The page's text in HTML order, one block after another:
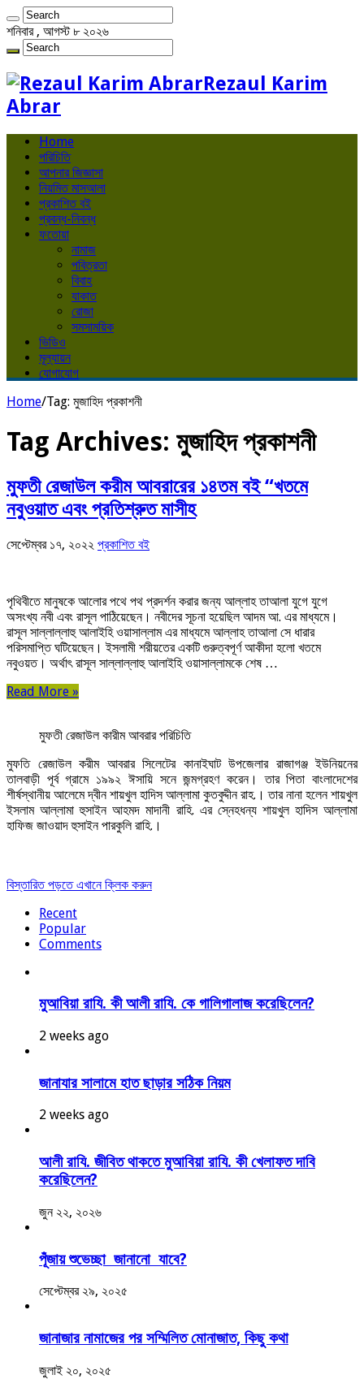
শনিবার , আগস্ট ৮ ২০২৬
Rezaul Karim
Abrar
Home
পরিচিতি
আপনার জিজ্ঞাসা
নিয়মিত মাসআলা
প্রকাশিত বই
প্রবন্ধ-নিবন্ধ
ফতোয়া
নামাজ
পবিত্রতা
বিবাহ
যাকাত
রোজা
সমসাময়িক
ভিডিও
মূল্যায়ন
যোগাযোগ
Home/Tag: মুজাহিদ প্রকাশনী
Tag Archives: মুজাহিদ প্রকাশনী
মুফতী রেজাউল করীম আবরারের ১৪তম বই “খতমে
নবুওয়াত এবং প্রতিশ্রুত মাসীহ
সেপ্টেম্বর ১৭, ২০২২ প্রকাশিত বই
পৃথিবীতে মানুষকে আলোর পথে পথ প্রদর্শন করার জন্য আল্লাহ তাআলা যুগে যুগে
অসংখ্য নবী এবং রাসূল পাঠিয়েছেন। নবীদের সূচনা হয়েছিল আদম আ. এর মাধ্যমে।
রাসূল সাল্লাল্লাহু আলাইহি ওয়াসাল্লাম এর মাধ্যমে আল্লাহ তাআলা সে ধারার
পরিসমাপ্তি ঘটিয়েছেন। ইসলামী শরীয়তের একটি গুরুত্বপূর্ণ আকীদা হলো খতমে
নবুওয়ত। অর্থাৎ রাসূল সাল্লাল্লাহু আলাইহি ওয়াসাল্লামকে শেষ …
Read More »
মুফতী রেজাউল কারীম আবরার পরিচিতি
মুফতি রেজাউল করীম আবরার সিলেটের কানাইঘাট উপজেলার রাজাগঞ্জ ইউনিয়নের
তালবাড়ী পূর্ব গ্রামে ১৯৯২ ঈসায়ি সনে জন্মগ্রহণ করেন। তার পিতা বাংলাদেশের
শীর্ষস্থানীয় আলেমে দ্বীন শায়খুল হাদিস আল্লামা কুতবুদ্দীন রাহ.। তার নানা হলেন শায়খুল
ইসলাম আল্লামা হুসাইন আহমদ মাদানী রাহি. এর স্নেহধন্য শায়খুল হাদিস আল্লামা
হাফিজ জাওয়াদ হুসাইন পারকুলি রাহি.।
বিস্তারিত পড়তে এখানে ক্লিক করুন
Recent
Popular
Comments
মুআবিয়া রাযি. কী আলী রাযি. কে গালিগালাজ করেছিলেন?
2 weeks ago
জানাযার সালামে হাত ছাড়ার সঠিক নিয়ম
2 weeks ago
আলী রাযি. জীবিত থাকতে মুআবিয়া রাযি. কী খেলাফত দাবি
করেছিলেন?
জুন ২২, ২০২৬
পূঁজায় শুভেচ্ছা জানানো যাবে?
সেপ্টেম্বর ২৯, ২০২৫
জানাজার নামাজের পর সম্মিলিত মোনাজাত, কিছু কথা
জুলাই ২০, ২০২৫